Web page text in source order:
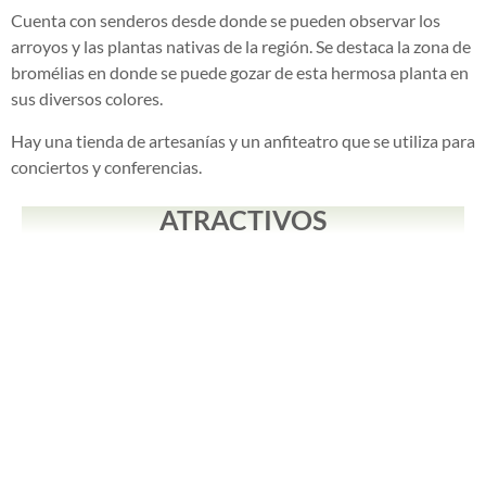
Cuenta con senderos desde donde se pueden observar los
arroyos y las plantas nativas de la región. Se destaca la zona de
bromélias en donde se puede gozar de esta hermosa planta en
sus diversos colores.
Hay una tienda de artesanías y un anfiteatro que se utiliza para
conciertos y conferencias.
ATRACTIVOS